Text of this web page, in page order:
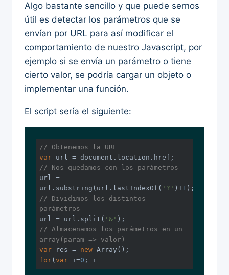
Algo bastante sencillo y que puede sernos
útil es detectar los parámetros que se
envían por URL para así modificar el
comportamiento de nuestro Javascript, por
ejemplo si se envía un parámetro o tiene
cierto valor, se podría cargar un objeto o
implementar una función.
El script sería el siguiente:
// Obtenemos la URL
var
url = document
// Nos quedamos con los parámetros
url
=
url .substring( url .lastIndexOf( '?' )+1
// Dividimos los distintos
parámetros
url = url .split( '&'
// Almacenamos los parámetros en un
array(param => valor)
var res = new Array
for( var i=0 ; i